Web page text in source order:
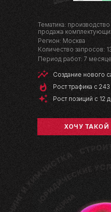
Тематика:
продажа
Регион: Москва
Количество запросов:
Период работ: 7
Создание нового
Рост трафика с
Рост позиций с 12
ХОЧУ ТАКОЙ